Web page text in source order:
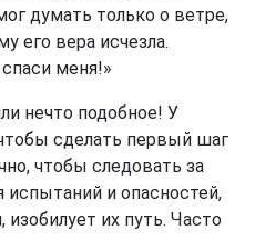
думать только о ветре,
его вера исчезла.
меня!»
нечто подобное! У
сделать первый шаг
чтобы следовать за
и опасностей,
их путь. Часто